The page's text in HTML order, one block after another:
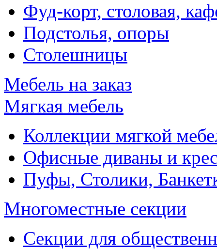
Фуд-корт, столовая,
Подстолья, опоры
Столешницы
Мебель на заказ
Мягкая мебель
Коллекции мягкой
Офисные диваны и
Пуфы, Столики,
Многоместные секции
Секции для